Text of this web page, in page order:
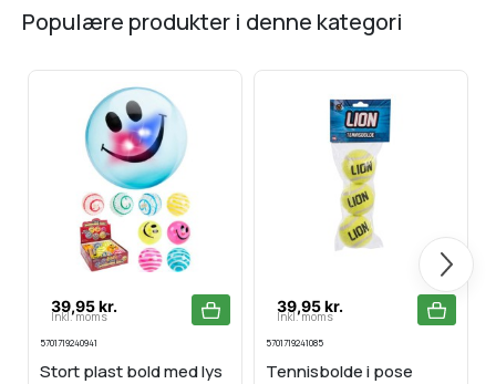
populære produkter i denne kategori
Næste
39,95 kr.
Inkl. moms
5701719240941
Stort plast bold med lys
39,95 kr.
Inkl. moms
5701719241085
Tennisbolde i pose